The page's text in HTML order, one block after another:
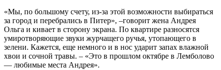
«Мы, по большому счету, из-за этой возможности выбираться
за город и перебрались в Питер», –говорит жена Андрея
Ольга и кивает в сторону экрана. По квартире разносятся
умиротворяющие звуки журчащего ручья, утопающего в
зелени. Кажется, еще немного и в нос ударит запах влажной
хвои и сочной травы. – «Это в прошлом октябре в Лемболово
— любимые места Андрея».